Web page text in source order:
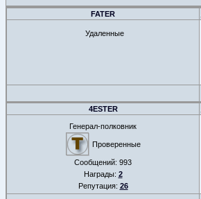
FATER
Удаленные
4ESTER
Генерал-полковник
Проверенные
Сообщений: 993
Награды: 2
Репутация: 26